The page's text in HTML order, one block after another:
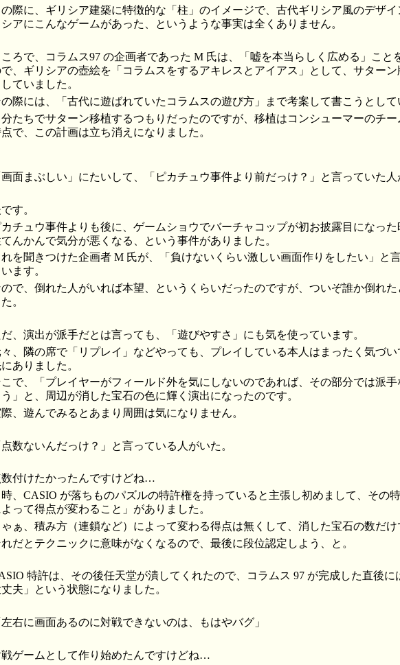
際に、ギリシア建築に特徴的な「柱」のイメージで、古代ギリシア風のデザ
アにこんなゲームがあった、というような事実は全くありません。
ろで、コラムス97 の企画者であった M 氏は、「嘘を本当らしく広める」こと
で、ギリシアの壺絵を「コラムスをするアキレスとアイアス」として、サター
ていました。
際には、「古代に遊ばれていたコラムスの遊び方」まで考案して書こうとし
たちでサターン移植するつもりだったのですが、移植はコンシューマーのチー
で、この計画は立ち消えになりました。
画面まぶしい」にたいして、「ピカチュウ事件より前だっけ？」と言っていた人
す。
チュウ事件よりも後に、ゲームショウでバーチャコップが初お披露目になっ
んかんで気分が悪くなる、という事件がありました。
を聞きつけた企画者 M 氏が、「負けないくらい激しい画面作りをしたい」と
ます。
で、倒れた人がいれば本望、というくらいだったのですが、ついぞ誰か倒れ
。
、演出が派手だとは言っても、「遊びやすさ」にも気を使っています。
、隣の席で「リプレイ」などやっても、プレイしている本人はまったく気づい
ありました。
で、「プレイヤーがフィールド外を気にしないのであれば、その部分では派手
」と、周辺が消した宝石の色に輝く演出になったのです。
、遊んでみるとあまり周囲は気になりません。
点数ないんだっけ？」と言っている人がいた。
付けたかったんですけどね…
、CASIO が落ちものパズルの特許権を持っていると主張し初めまして、その
って得点が変わること」がありました。
ぁ、積み方（連鎖など）によって変わる得点は無くして、消した宝石の数だけ
だとテクニックに意味がなくなるので、最後に段位認定しよう、と。
特許は、その後任天堂が潰してくれたので、コラムス 97 が完成した直後に
夫」という状態になりました。
左右に画面あるのに対戦できないのは、もはやバグ」
ゲームとして作り始めたんですけどね…